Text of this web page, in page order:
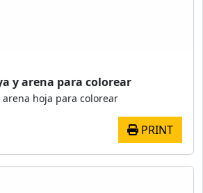
y arena para colorear
arena hoja para colorear
PRINT